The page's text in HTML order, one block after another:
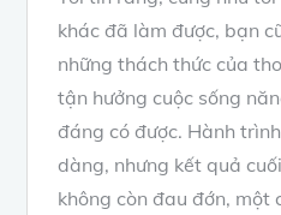
khác đã làm được, bạn
những thách thức của
tận hưởng cuộc sống
đáng có được. Hành
dàng, nhưng kết quả
không còn đau đớn, một